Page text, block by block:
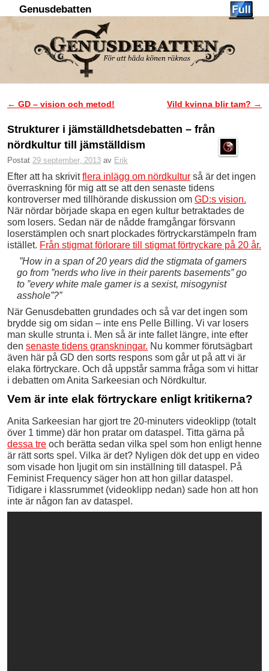
Genusdebatten
Inläggsnavigering
← GD – vision och metod! Vild kvinna blir tam? →
Strukturer i jämställdhetsdebatten – från
nördkultur till jämställdism
Postat 29 september, 2013 av Erik
Efter att ha skrivitflera inlägg om nördkultur så är det ingen
överraskning för mig att se att den senaste tidens
kontroverser med tillhörande diskussion om GD:s vision.
När nördar började skapa en egen kultur betraktades de
som losers. Sedan när de nådde framgångar försvann
loserstämplen och snart plockades förtryckarstämpeln fram
istället. Från stigmat förlorare till stigmat förtryckare på 20 år.
”How in a span of 20 years did the stigmata of gamers
go from ”nerds who live in their parents basements” go
to ”every white male gamer is a sexist, misogynist
asshole”?”
När Genusdebatten grundades och så var det ingen som
brydde sig om sidan – inte ens Pelle Billing. Vi var losers
man skulle strunta i. Men så är inte fallet längre, inte efter
den senaste tidens granskningar. Nu kommer förutsägbart
även här på GD den sorts respons som går ut på att vi är
elaka förtryckare. Och då uppstår samma fråga som vi hittar
i debatten om Anita Sarkeesian och Nördkultur.
Vem är inte elak förtryckare enligt kritikerna?
Anita Sarkeesian har gjort tre 20-minuters videoklipp (totalt
över 1 timme) där hon pratar om dataspel. Titta gärna på
dessa tre och berätta sedan vilka spel som hon enligt henne
är rätt sorts spel. Vilka är det? Nyligen dök det upp en video
som visade hon ljugit om sin inställning till dataspel. På
Feminist Frequency säger hon att hon gillar dataspel.
Tidigare i klassrummet (videoklipp nedan) sade hon att hon
inte är någon fan av dataspel.